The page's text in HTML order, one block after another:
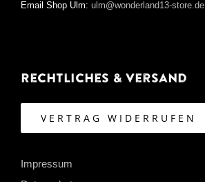
Email Shop Ulm: ulm@wonderland13-store.de
Rechtliches & Versand
VERTRAG WIDERRUFEN
Impressum